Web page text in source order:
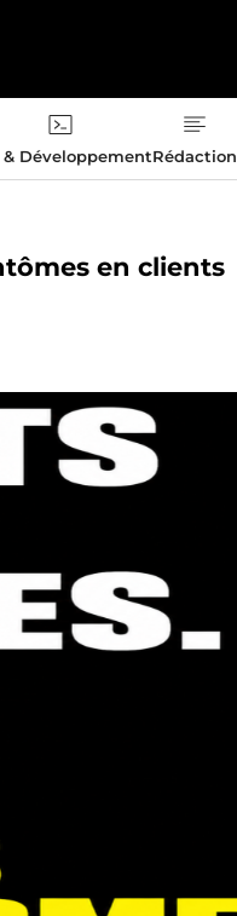
& DéveloppementRédaction
en clients